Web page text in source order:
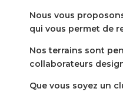
Nous vous
qui vous permet de
Nos terrains sont
collaborateurs
Que vous soyez un